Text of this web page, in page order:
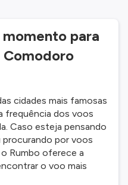
para
Comodoro
cidades mais famosas
frequência dos voos
Caso esteja pensando
procurando por voos
Rumbo oferece a
o voo mais